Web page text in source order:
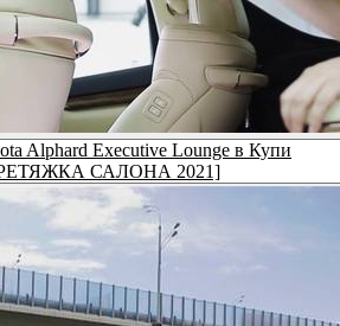
Alphard Executive Lounge в Купи
САЛОНА 2021]